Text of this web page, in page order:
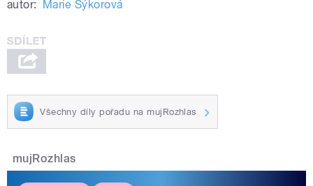
autor: Marie Sýkorová
Všechny díly pořadu na mujRozhlas
mujRozhlas